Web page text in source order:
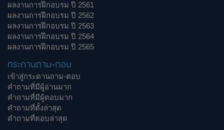
ผลงานการฝึกอบรม ปี 2561
ผลงานการฝึกอบรม ปี 2562
ผลงานการฝึกอบรม ปี 2563
ผลงานการฝึกอบรม ปี 2564
ผลงานการฝึกอบรม ปี 2565
กระดานถาม-ตอบ
เข้าสู่กระดานถาม-ตอบ
คำถามที่มีผู้อ่านมาก
คำถามที่มีผู้ตอบมาก
คำถามที่ตั้งล่าสุด
คำถามที่ตอบล่าสุด